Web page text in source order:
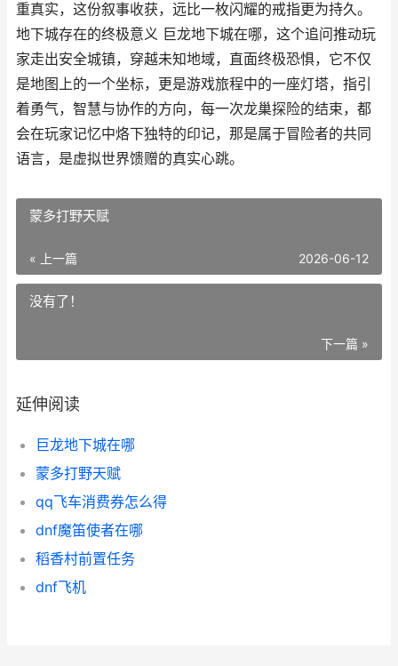
重真实，这份叙事收获，远比一枚闪耀的戒指更为持久。
地下城存在的终极意义 巨龙地下城在哪，这个追问推动玩
家走出安全城镇，穿越未知地域，直面终极恐惧，它不仅
是地图上的一个坐标，更是游戏旅程中的一座灯塔，指引
着勇气，智慧与协作的方向，每一次龙巢探险的结束，都
会在玩家记忆中烙下独特的印记，那是属于冒险者的共同
语言，是虚拟世界馈赠的真实心跳。
蒙多打野天赋
« 上一篇 2026-06-12
没有了！
下一篇 »
延伸阅读
巨龙地下城在哪
蒙多打野天赋
qq飞车消费券怎么得
dnf魔笛使者在哪
稻香村前置任务
dnf飞机